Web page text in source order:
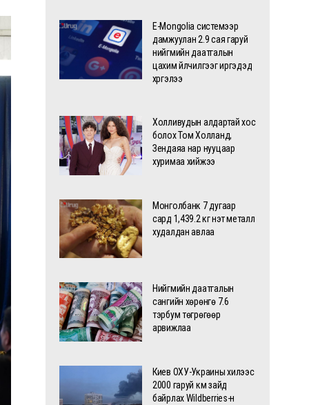
E-Mongolia системээр
дамжуулан 2.9 сая гаруй
нийгмийн даатгалын
цахим үйлчилгээг иргэдэд
хүргэлээ
Холливудын алдартай хос
болох Том Холланд,
Зендаяа нар нууцаар
хуримаа хийжээ
Монголбанк 7 дугаар
сард 1,439.2 кг үнэт металл
худалдан авлаа
Нийгмийн даатгалын
сангийн хөрөнгө 7.6
тэрбум төгрөгөөр
арвижлаа
Киев ОХУ-Украины хилээс
2000 гаруй км зайд
байрлах Wildberries-н